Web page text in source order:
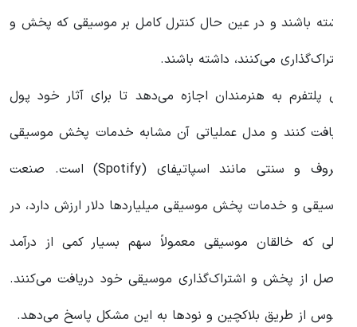
باشند و در عین حال کنترل کامل بر موسیقی که پخش و
می‌کنند، داشته باشند.
پلتفرم به هنرمندان اجازه می‌دهد تا برای آثار خود پول
کنند و مدل عملیاتی آن مشابه خدمات پخش موسیقی
معروف و سنتی مانند اسپاتیفای (Spotify) است. صنعت
و خدمات پخش موسیقی میلیاردها دلار ارزش دارد، در
که خالقان موسیقی معمولاً سهم بسیار کمی از درآمد
از پخش و اشتراک‌گذاری موسیقی خود دریافت می‌کنند.
از طریق بلاکچین و نودها به این مشکل پاسخ می‌دهد.